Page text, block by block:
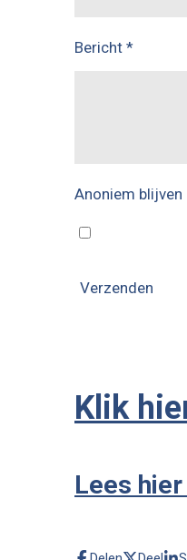
Bericht *
Anoniem blijven
Verzenden
Klik
Lees